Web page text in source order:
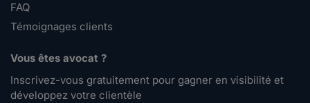
FAQ
Témoignages clients
Vous êtes avocat ?
Inscrivez-vous gratuitement pour gagner en visibilité et
développez votre clientèle